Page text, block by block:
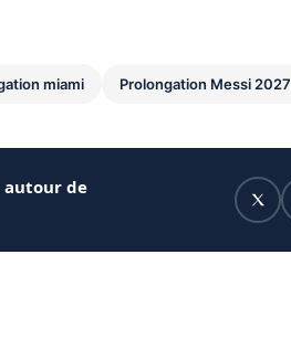
miami Prolongation Messi 2027
autour de